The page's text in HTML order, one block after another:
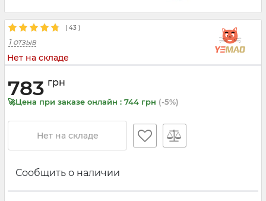
( 43 )
1 отзыв
Нет на складе
783 грн
🚀Цена при заказе онлайн : 744 грн (-5%)
Нет на складе
Сообщить о наличии